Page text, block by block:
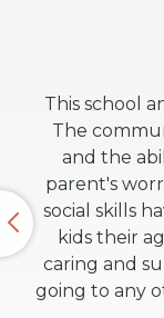
This school
The
and the
parent's
social skills
kids their
caring and
going to any